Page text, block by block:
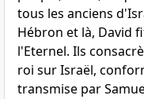
tous les anciens
Hébron et là, David
l'Eternel. Ils
roi sur Israël,
transmise par